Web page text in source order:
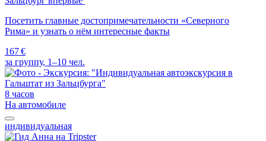
Посетить главные достопримечательности «Северного
Рима» и узнать о нём интересные факты
167 €
за группу, 1–10 чел.
8 часов
На автомобиле
индивидуальная